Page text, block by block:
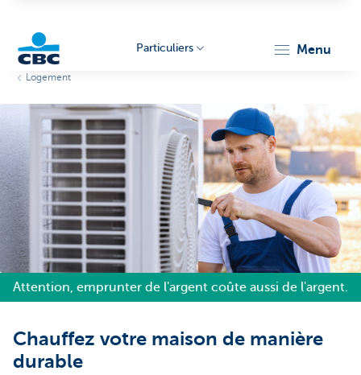
Particuliers menu
Logement
Attention, emprunter de l'argent coûte aussi de l'argent.
Chauffez votre maison de manière
durable